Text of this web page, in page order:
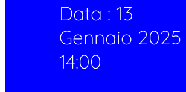
Data : 13
Gennaio 2025
14:00